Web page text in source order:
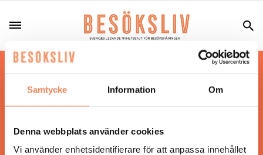
Samtycke Information Om
Denna webbplats använder cookies
Vi använder enhetsidentifierare för att anpassa innehållet
Hos oss läser du landets mest uppdaterade
nyheter och snackisar inom besöksnäringen.
Besöksliv i sin tryckta form är ett affärsmagasin
Tidningen ges ut avVisita